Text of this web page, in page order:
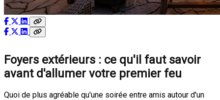
Foyers extérieurs : ce qu'il faut savoir
avant d'allumer votre premier feu
Quoi de plus agréable qu'une soirée entre amis autour d'un